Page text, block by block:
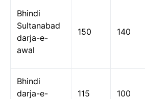
Bhindi
Sultanabad
darja-e-
awal
150 140
Bhindi
darja-e-
115 100